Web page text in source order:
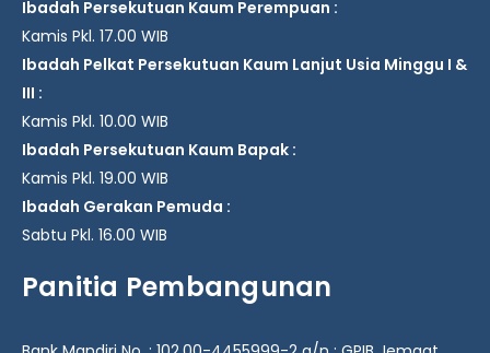
Ibadah Persekutuan Kaum Perempuan :
Kamis Pkl. 17.00 WIB
Ibadah Pelkat Persekutuan Kaum Lanjut Usia Minggu I &
III :
Kamis Pkl. 10.00 WIB
Ibadah Persekutuan Kaum Bapak :
Kamis Pkl. 19.00 WIB
Ibadah Gerakan Pemuda :
Sabtu Pkl. 16.00 WIB
Panitia Pembangunan